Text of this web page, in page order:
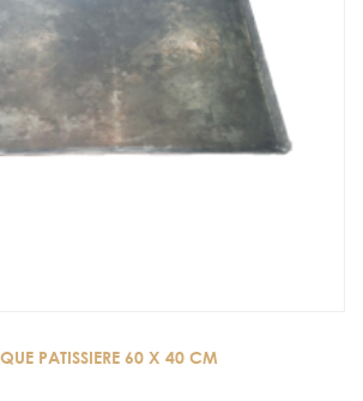
PATISSIERE 60 X 40 CM